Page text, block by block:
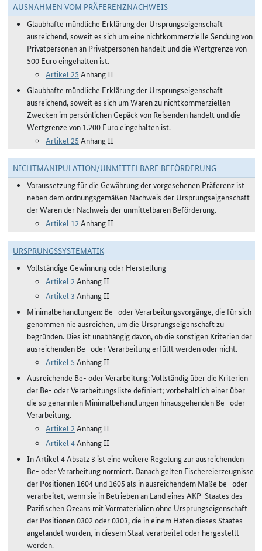
AUSNAHMEN VOM PRÄFERENZNACHWEIS
Glaubhafte mündliche Erklärung der Ursprungseigenschaft
ausreichend, soweit es sich um eine nichtkommerzielle Sendung von
Privatpersonen an Privatpersonen handelt und die Wertgrenze von
500 Euro eingehalten ist.
Artikel 25 Anhang II
Glaubhafte mündliche Erklärung der Ursprungseigenschaft
ausreichend, soweit es sich um Waren zu nichtkommerziellen
Zwecken im persönlichen Gepäck von Reisenden handelt und die
Wertgrenze von 1.200 Euro eingehalten ist.
Artikel 25 Anhang II
NICHTMANIPULATION/UNMITTELBARE BEFÖRDERUNG
Voraussetzung für die Gewährung der vorgesehenen Präferenz ist
neben dem ordnungsgemäßen Nachweis der Ursprungseigenschaft
der Waren der Nachweis der unmittelbaren Beförderung.
Artikel 12 Anhang II
URSPRUNGSSYSTEMATIK
Vollständige Gewinnung oder Herstellung
Artikel 2 Anhang II
Artikel 3 Anhang II
Minimalbehandlungen: Be- oder Verarbeitungsvorgänge, die für sich
genommen nie ausreichen, um die Ursprungseigenschaft zu
begründen. Dies ist unabhängig davon, ob die sonstigen Kriterien der
ausreichenden Be- oder Verarbeitung erfüllt werden oder nicht.
Artikel 5 Anhang II
Ausreichende Be- oder Verarbeitung: Vollständig über die Kriterien
der Be- oder Verarbeitungsliste definiert; vorbehaltlich einer über
die so genannten Minimalbehandlungen hinausgehenden Be- oder
Verarbeitung.
Artikel 2 Anhang II
Artikel 4Anhang II
In Artikel 4 Absatz 3 ist eine weitere Regelung zur ausreichenden
Be- oder Verarbeitung normiert. Danach gelten Fischereierzeugnisse
der Positionen 1604 und 1605 als in ausreichendem Maße be- oder
verarbeitet, wenn sie in Betrieben an Land eines AKP-Staates des
Pazifischen Ozeans mit Vormaterialien ohne Ursprungseigenschaft
der Positionen 0302 oder 0303, die in einem Hafen dieses Staates
angelandet wurden, in diesem Staat verarbeitet oder hergestellt
werden.